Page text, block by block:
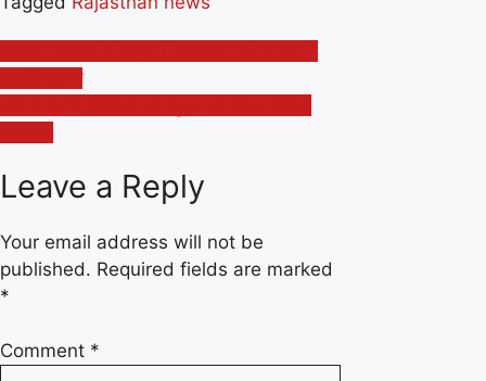
Post
navigation
Leave a Reply
Your email address will not be
published. Required fields are marked
*
Comment *